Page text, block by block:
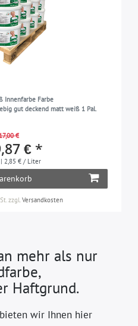
Innenfarbe Farbe
gut deckend matt weiß 1 Pal.
€
€ *
| 2,85 € / Liter
zzgl.Versandkosten
mehr als nur
Haftgrund.
wir Ihnen hier